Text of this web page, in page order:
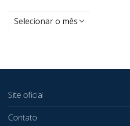
Site oficial
Contato